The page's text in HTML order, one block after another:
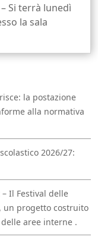
Si terrà lunedì
la sala
la postazione
alla normativa
2026/27:
Il Festival delle
un progetto costruito
aree interne .